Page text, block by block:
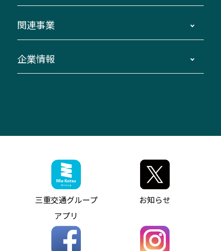
迂回・休止について
臨時バスについて
伊勢二見鳥羽周遊バスCANばす
「みえブルーライン」（三重大学病院直通バ
神都ライナー
ミジュマルのラッピングバス（鈴鹿管内）
参宮バス
神都バス
パールシャトル
バス情報の見える化
コミュニティバス
南紀～VISON～名古屋
湯の山温泉～名古屋
桑名・長島温泉・金城ふ頭駅～中部国際空港
（休止中）
お客様駐車場のご案内
アイコンの説明
インターネット予約
よくあるご質問
お問い合わせ
お問い合わせ
貸切バス団体旅行
美し国周遊ばす
関連事業
自家用自動車車両運行管理
ザ・バスコレクション三重交通バスセット
三重交通公式グッズ
企業情報
ファンコーナー
お問い合わせ
お知らせ・最新情報一覧
ニュースリリース
お問い合わせ
個人情報保護方針
三重交通グループ
アプリ
お知らせ